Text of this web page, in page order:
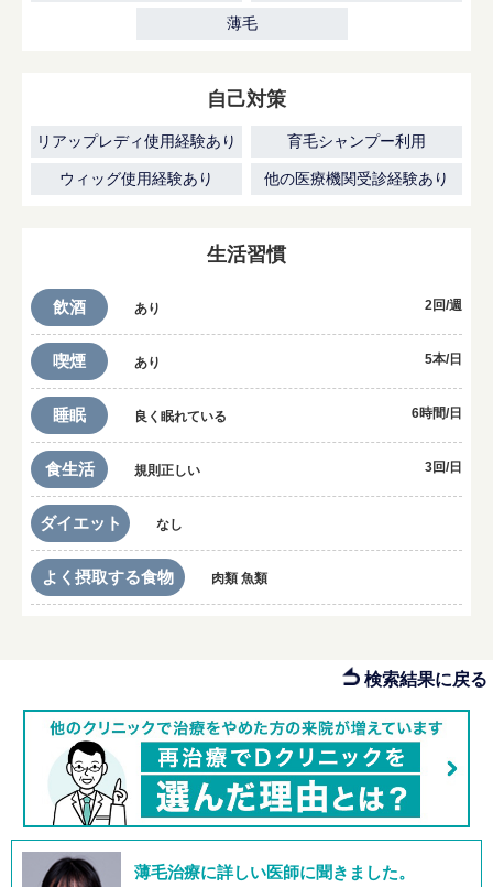
薄毛
自己対策
リアップレディ使用経験あり 育毛シャンプー利用
ウィッグ使用経験あり 他の医療機関受診経験あり
生活習慣
飲酒 あり 2回/週
喫煙 あり 5本/日
睡眠 良く眠れている 6時間/日
食生活 規則正しい 3回/日
ダイエット なし
よく摂取する食物 肉類 魚類
検索結果に戻る
薄毛治療に詳しい医師に聞きました。